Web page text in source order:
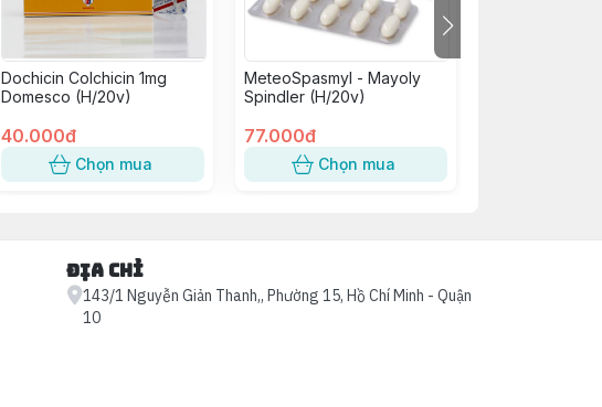
Dochicin Colchicin 1mg
Domesco (H/20v)
40.000đ
Chọn mua
MeteoSpasmyl - Mayoly
Spindler (H/20v)
77.000đ
Chọn mua
Địa chỉ
143/1 Nguyễn Giản Thanh,, Phường 15, Hồ Chí Minh - Quận
10